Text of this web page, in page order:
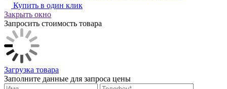
Купить в один клик
Закрыть окно
Запросить стоимость товара
Загрузка товара
Заполните данные для запроса цены